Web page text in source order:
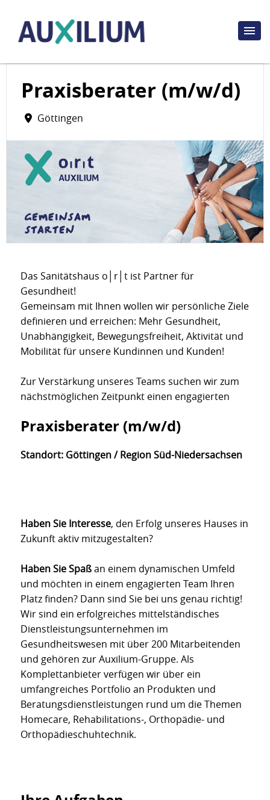
Praxisberater (m/w/d)
Göttingen
Das Sanitätshaus o│r│t ist Partner für
Gesundheit!
Gemeinsam mit Ihnen wollen wir persönliche Ziele
definieren und erreichen: Mehr Gesundheit,
Unabhängigkeit, Bewegungsfreiheit, Aktivität und
Mobilität für unsere Kundinnen und Kunden!
Zur Verstärkung unseres Teams suchen wir zum
nächstmöglichen Zeitpunkt einen engagierten
Praxisberater (m/w/d)
Standort: Göttingen / Region Süd-Niedersachsen
Haben Sie Interesse, den Erfolg unseres Hauses in
Zukunft aktiv mitzugestalten?
Haben Sie Spaßan einem dynamischen Umfeld
und möchten in einem engagierten Team Ihren
Platz finden? Dann sind Sie bei uns genau richtig!
Wir sind ein erfolgreiches mittelständisches
Dienstleistungsunternehmen im
Gesundheitswesen mit über 200 Mitarbeitenden
und gehören zur Auxilium-Gruppe. Als
Komplettanbieter verfügen wir über ein
umfangreiches Portfolio an Produkten und
Beratungsdienstleistungen rund um die Themen
Homecare, Rehabilitations-, Orthopädie- und
Orthopädieschuhtechnik.